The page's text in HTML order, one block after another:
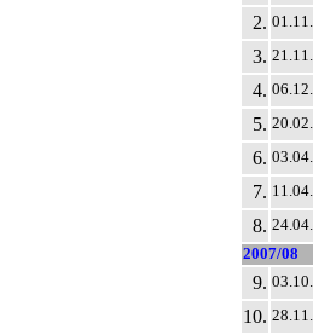
2.
3.
4.
5.
6.
7.
8.
2007/08
9.
10.